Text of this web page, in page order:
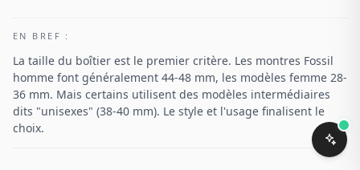
EN BREF :
La taille du boîtier est le premier critère. Les montres Fossil
homme font généralement 44-48 mm, les modèles femme 28-
36 mm. Mais certains utilisent des modèles intermédiaires
dits "unisexes" (38-40 mm). Le style et l'usage finalisent le
choix.